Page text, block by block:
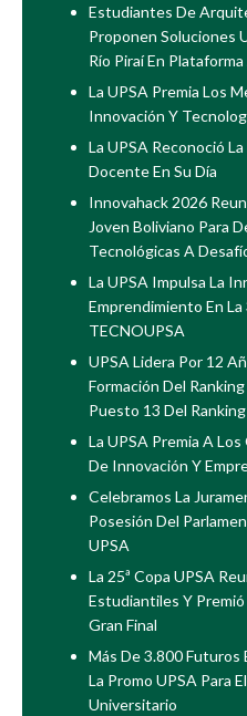
Estudiantes De
Proponen Soluciones
Río Piraí En
La UPSA Premia Los
Innovación Y
La UPSA Reconoció
Docente En Su Día
Innovahack 2026
Joven Boliviano Para
Tecnológicas A
La UPSA Impulsa La
Emprendimiento En La
TECNOUPSA
UPSA Lidera Por 12
Formación Del
Puesto 13 Del
La UPSA Premia A
De Innovación Y
Celebramos La
Posesión Del
UPSA
La 25ª Copa UPSA
Estudiantiles Y
Gran Final
Más De 3.800 Futuros
La Promo UPSA Para
Universitario